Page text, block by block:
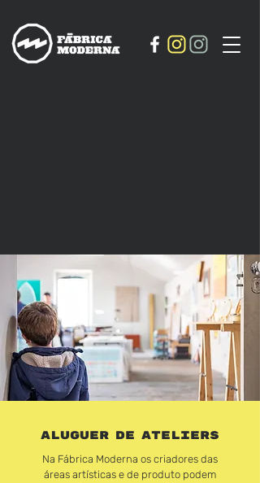
ALUGUER DE ATELIERS
Na Fábrica Moderna os criadores das
áreas artísticas e de produto podem